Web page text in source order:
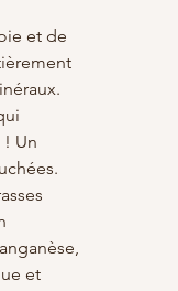
et de
Un
et